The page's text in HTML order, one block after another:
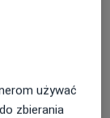
używać
zbierania